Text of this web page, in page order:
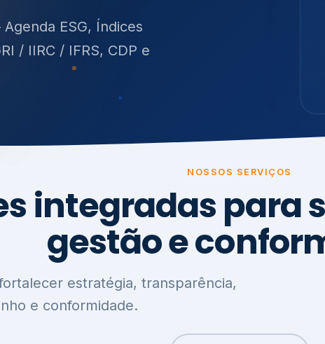
ESG, Índices
/ IIRC / IFRS, CDP e
— Gestão de resíduos
NOSSOS SERVIÇOS
integradas para
gestão e
estratégia, transparência,
e conformidade.